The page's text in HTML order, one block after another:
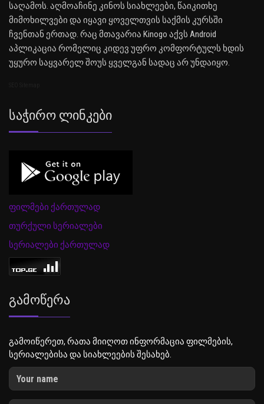
საღამოს. აღმოაჩინე კინოს სიახლეები, წაიკითხე
მიმოხილვები და იყავი ყოველთვის საქმის კურსში
ჩვენთან ერთად. რაც მთავარია Kinogo აქვს Android
აპლიკაცია რომელიც კიდევ უფრო კომფორტულს ხდის
უყურო საყვარელ შოუს ყველგან სადაც არ უნდაიყო.
Საჭირო Ლინკები
ფილმები ქართულად
თურქული სერიალები
სერიალები ქართულად
Გამოწერა
გამოიწერეთ, რათა მიიღოთ ინფორმაცია ფილმების,
სერიალებისა და სიახლეების შესახებ.